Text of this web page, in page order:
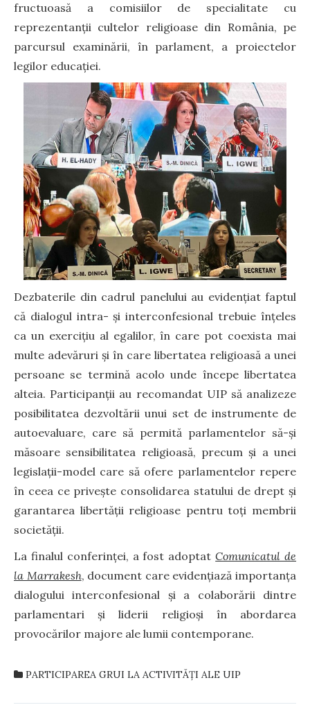
fructuoasă a comisiilor de specialitate cu
reprezentanții cultelor religioase din România, pe
parcursul examinării, în parlament, a proiectelor
legilor educației.
Dezbaterile din cadrul panelului au evidențiat faptul
că dialogul intra- și interconfesional trebuie înțeles
ca un exercițiu al egalilor, în care pot coexista mai
multe adevăruri și în care libertatea religioasă a unei
persoane se termină acolo unde începe libertatea
alteia. Participanții au recomandat UIP să analizeze
posibilitatea dezvoltării unui set de instrumente de
autoevaluare, care să permită parlamentelor să-și
măsoare sensibilitatea religioasă, precum și a unei
legislații-model care să ofere parlamentelor repere
în ceea ce privește consolidarea statului de drept și
garantarea libertății religioase pentru toți membrii
societății.
La finalul conferinței, a fost adoptatComunicatul de
la Marrakesh, document care evidențiază importanța
dialogului interconfesional și a colaborării dintre
parlamentari și liderii religioși în abordarea
provocărilor majore ale lumii contemporane.
PARTICIPAREA GRUI LA ACTIVITĂȚI ALE UIP